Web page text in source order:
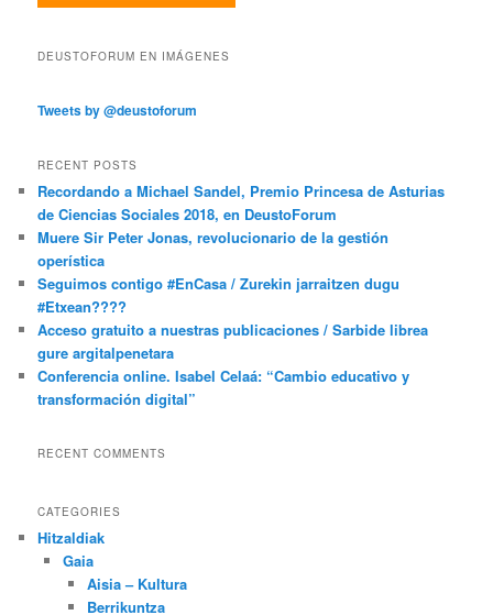
DEUSTOFORUM EN IMÁGENES
Tweets by @deustoforum
RECENT POSTS
Recordando a Michael Sandel, Premio Princesa de Asturias
de Ciencias Sociales 2018, en DeustoForum
Muere Sir Peter Jonas, revolucionario de la gestión
operística
Seguimos contigo #EnCasa / Zurekin jarraitzen dugu
#Etxean????
Acceso gratuito a nuestras publicaciones / Sarbide librea
gure argitalpenetara
Conferencia online. Isabel Celaá: “Cambio educativo y
transformación digital”
RECENT COMMENTS
CATEGORIES
Hitzaldiak
Gaia
Aisia – Kultura
Berrikuntza